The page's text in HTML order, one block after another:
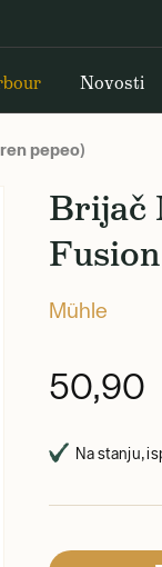
Novosti
pepeo)
Brijač
Mühle
50,90
Na stanju,